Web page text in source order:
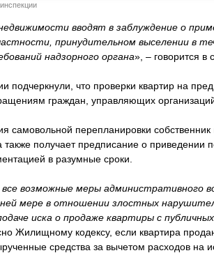
вводят в заблуждение о
принудительном выселении в
надзорного органа», – говорится в
подчеркнули, что проверки квартир на
граждан, управляющих
самовольной перепланировки
также получает предписание о приведении
в разумные сроки.
все возможные меры административного
мере в отношении злостных
иска о продаже квартиры с
Жилищному кодексу, если квартира
средства за вычетом расходов на